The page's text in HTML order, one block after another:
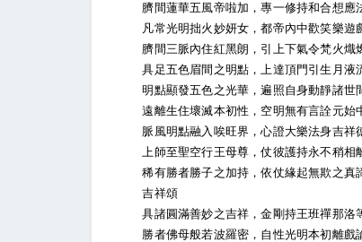
臍間蓮華五風帝啦加，專一修持和合想應
凡常光明拙火妙妍女，都帝內中歡笑樂遊
臍間三脈內住紅黑朗，引上下氣令梵火熾
具足五色眉間之明點，上達頂門引生月液
明點顯發五色之光華，遍照自身動靜諸世
遠離生住壞滅本初性，空明無有言詮元始
脈風明點融入唉旺界，心證大樂法身吉祥
上師至聖空行王母尊，仗彼護持永不稍相
稀有勝者勝子之加持，依仗緣起無欺之真
吉祥頌
具諸圓滿善妙之吉祥，金剛持王班禪那洛
勝者佛母般若波羅密，自性光明本初離戲